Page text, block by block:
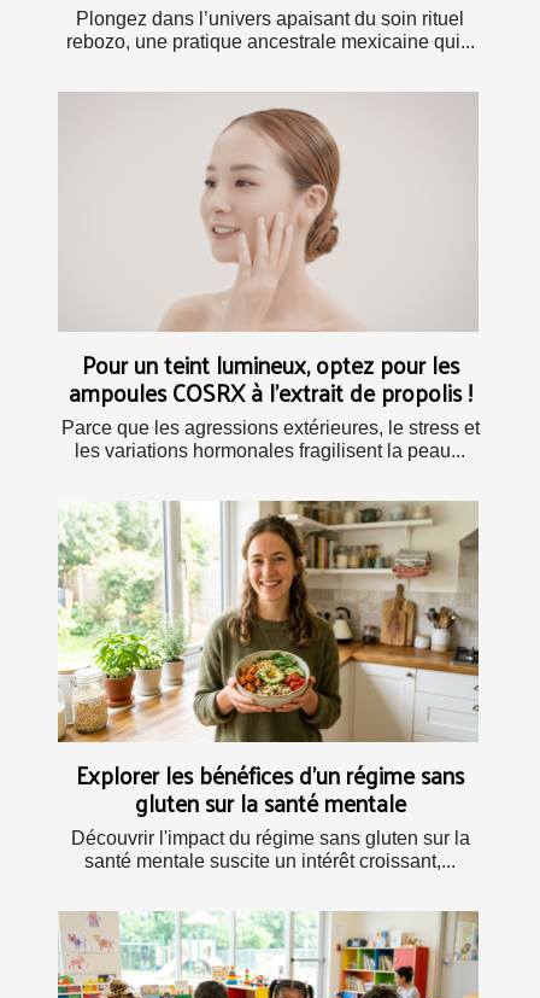
Plongez dans l’univers apaisant du soin rituel
rebozo, une pratique ancestrale mexicaine qui...
Pour un teint lumineux, optez pour les
ampoules COSRX à l’extrait de propolis !
Parce que les agressions extérieures, le stress et
les variations hormonales fragilisent la peau...
Explorer les bénéfices d'un régime sans
gluten sur la santé mentale
Découvrir l'impact du régime sans gluten sur la
santé mentale suscite un intérêt croissant,...